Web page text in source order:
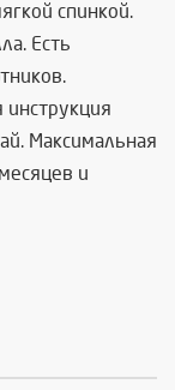
спинкой.
Есть
инструкция
Максимальная
и